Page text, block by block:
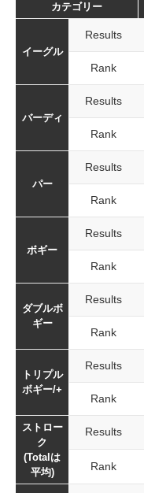
カテゴリー
イーグル
Results
Rank
バーディ
Results
Rank
パー
Results
Rank
ボギー
Results
Rank
ダブルボ
ギー
Results
Rank
トリプル
ボギー/+
Results
Rank
ストロー
ク
(Totalは
平均)
Results
Rank